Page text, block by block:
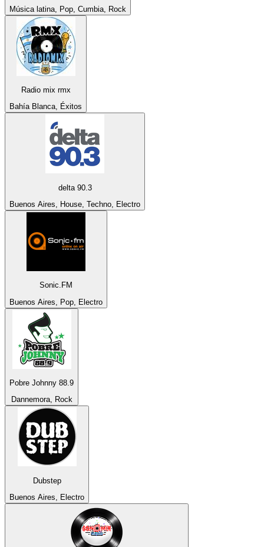
Música latina, Pop, Cumbia, Rock
Radio mix rmx
Bahía Blanca, Éxitos
delta 90.3
Buenos Aires, House, Techno, Electro
Sonic.FM
Buenos Aires, Pop, Electro
Pobre Johnny 88.9
Dannemora, Rock
Dubstep
Buenos Aires, Electro